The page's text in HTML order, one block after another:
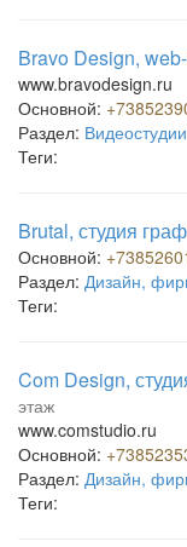
Bravo Design,
www.bravodesign.ru
Основной:
Раздел: Видеостудии
Теги:
Brutal, студия
Основной:
Раздел: Дизайн,
Теги:
Com Design,
этаж
www.comstudio.ru
Основной:
Раздел: Дизайн,
Теги: